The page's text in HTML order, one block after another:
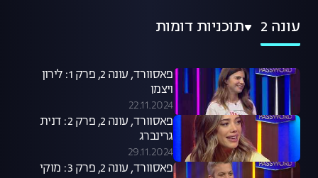
עונה 2 תוכניות דומות
פאסוורד, עונה 2, פרק 1: לירון
ויצמן
22.11.2024
פאסוורד, עונה 2, פרק 2: דנית
גרינברג
29.11.2024
פאסוורד, עונה 2, פרק 3: מוקי